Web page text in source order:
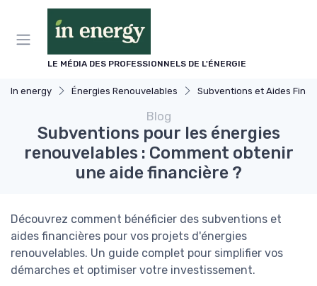
LE MÉDIA DES PROFESSIONNELS DE L'ÉNERGIE
In energy Énergies Renouvelables Subventions et Aides Financières
Blog
Subventions pour les énergies
renouvelables : Comment obtenir
une aide financière ?
Découvrez comment bénéficier des subventions et
aides financières pour vos projets d'énergies
renouvelables. Un guide complet pour simplifier vos
démarches et optimiser votre investissement.
Panneau de gestion des cookies